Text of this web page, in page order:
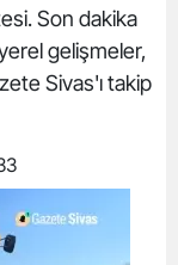
Son dakika
gelişmeler,
Sivas'ı takip